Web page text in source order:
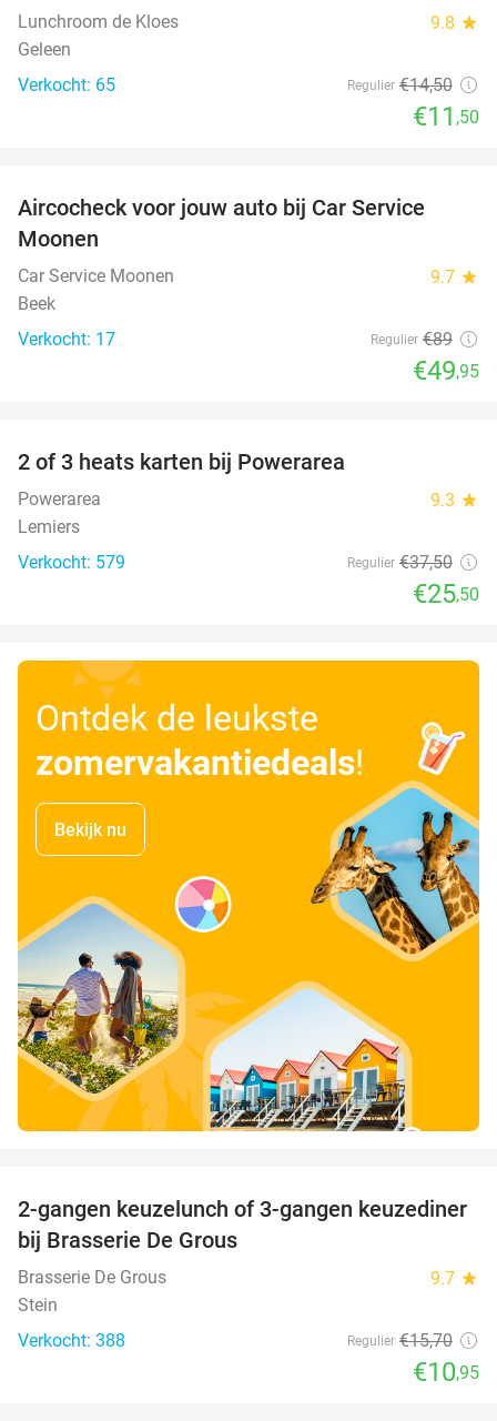
Lunchroom de Kloes 9.8 star
Geleen
Verkocht: 65
Regulier €14,50
€11 ,50
Aircocheck voor jouw auto bij Car Service
Moonen
Car Service Moonen 9.7 star
Beek
Verkocht: 17
Regulier €89
€49,95
2 of 3 heats karten bij Powerarea
Powerarea 9.3 star
Lemiers
Verkocht: 579
Regulier €37,50
€25,50
Ontdek de leukste
zomervakantiedeals!
Bekijk nu
30%
2-gangen keuzelunch of 3-gangen keuzediner
bij Brasserie De Grous
Brasserie De Grous 9.7 star
Stein
Verkocht: 388
Regulier €15,70
€10,95